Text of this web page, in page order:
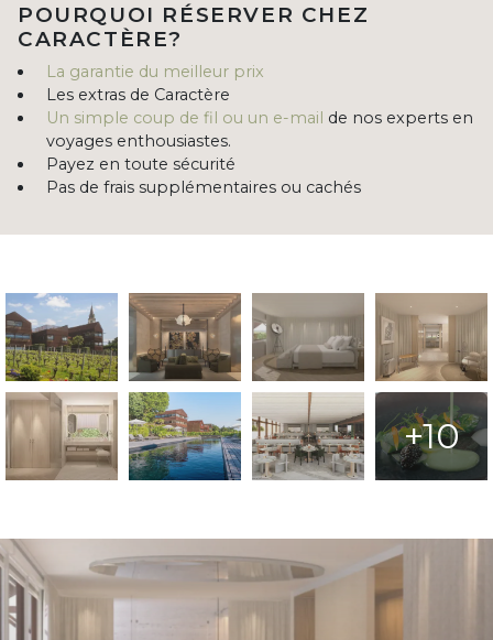
POURQUOI RÉSERVER CHEZ
CARACTÈRE?
La garantie du meilleur prix
Les extras de Caractère
Un simple coup de fil ou un e-mail de nos experts en
voyages enthousiastes.
Payez en toute sécurité
Pas de frais supplémentaires ou cachés
+10